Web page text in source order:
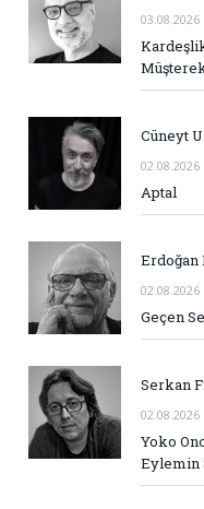
03.08.2026
Cüneyt
02.08.2026
Aptal
02.08.2026
Geçen
Serkan
02.08.2026
Yoko
Eylemin